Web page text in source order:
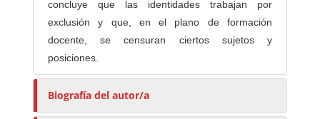
concluye que las identidades trabajan por
exclusión y que, en el plano de formación
docente, se censuran ciertos sujetos y
posiciones.
Biografía del autor/a